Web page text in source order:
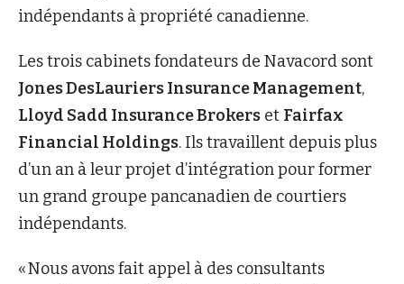
indépendants à propriété canadienne.
Les trois cabinets fondateurs de Navacord sont
Jones DesLauriers Insurance Management,
Lloyd Sadd Insurance Brokers et Fairfax
Financial Holdings. Ils travaillent depuis plus
d’un an à leur projet d’intégration pour former
un grand groupe pancanadien de courtiers
indépendants.
« Nous avons fait appel à des consultants